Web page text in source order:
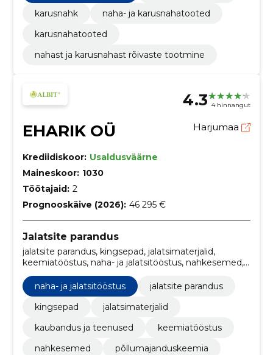
karusnahk
naha- ja karusnahatooted
karusnahatooted
nahast ja karusnahast rõivaste tootmine
4.3 4 hinnangut
EHARIK OÜ Harjumaa
Krediidiskoor: Usaldusväärne
Maineskoor: 1030
Töötajaid: 2
Prognooskäive (2026): 46 295 €
Jalatsite parandus
jalatsite parandus, kingsepad, jalatsimaterjalid,
keemiatööstus, naha- ja jalatsitööstus, nahkesemed,
põllumajanduskeemia, kaubandus ja teenused
naha- ja jalatsitööstus
jalatsite parandus
kingsepad
jalatsimaterjalid
kaubandus ja teenused
keemiatööstus
nahkesemed
põllumajanduskeemia